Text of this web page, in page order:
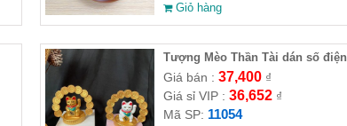
Giỏ hàng
Tượng Mèo Thần Tài dán số điện
thoại để ô tô
Giá bán : 37,400₫
Giá sỉ VIP : 36,652₫
Mã SP: 11054